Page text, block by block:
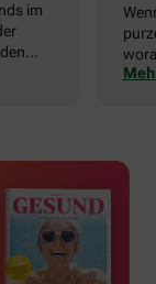
im
die